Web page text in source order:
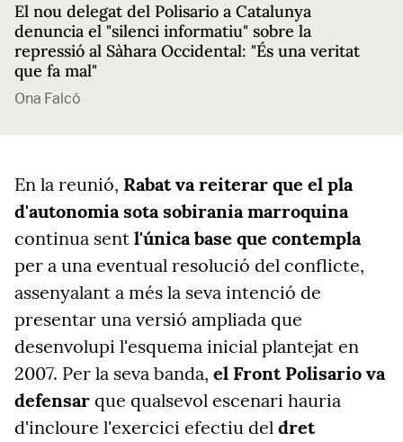
El nou delegat del Polisario a Catalunya
denuncia el "silenci informatiu" sobre la
repressió al Sàhara Occidental: "És una veritat
que fa mal"
Ona Falcó
En la reunió, Rabat va reiterar que el pla
d'autonomia sota sobirania marroquina
continua sent l'única base que contempla
per a una eventual resolució del conflicte,
assenyalant a més la seva intenció de
presentar una versió ampliada que
desenvolupi l'esquema inicial plantejat en
2007. Per la seva banda, el Front Polisario va
defensar que qualsevol escenari hauria
d'incloure l'exercici efectiu del dret